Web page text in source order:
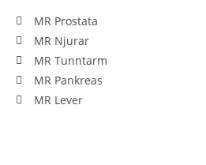
MR Prostata
MR Njurar
MR Tunntarm
MR Pankreas
MR Lever